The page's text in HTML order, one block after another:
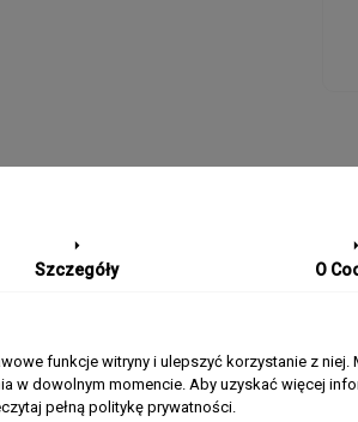
Stalowa bransoleta
Szczegóły O
funkcje witryny i ulepszyć korzystanie z niej.
w dowolnym momencie. Aby uzyskać więcej
pełną politykę prywatności.